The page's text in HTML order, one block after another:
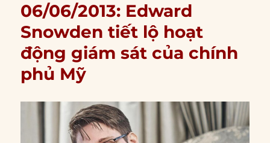
06/06/2013: Edward
Snowden tiết lộ hoạt
động giám sát của chính
phủ Mỹ